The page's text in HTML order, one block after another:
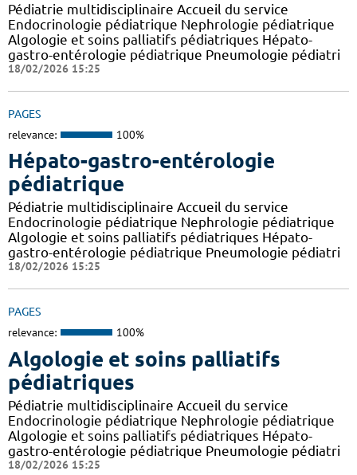
Pédiatrie multidisciplinaire Accueil du service
Endocrinologie pédiatrique Nephrologie pédiatrique
Algologie et soins palliatifs pédiatriques Hépato-
gastro-entérologie pédiatrique Pneumologie pédiatri
18/02/2026 15:25
PAGES
relevance: 100%
Hépato-gastro-entérologie
pédiatrique
Pédiatrie multidisciplinaire Accueil du service
Endocrinologie pédiatrique Nephrologie pédiatrique
Algologie et soins palliatifs pédiatriques Hépato-
gastro-entérologie pédiatrique Pneumologie pédiatri
18/02/2026 15:25
PAGES
relevance: 100%
Algologie et soins palliatifs
pédiatriques
Pédiatrie multidisciplinaire Accueil du service
Endocrinologie pédiatrique Nephrologie pédiatrique
Algologie et soins palliatifs pédiatriques Hépato-
gastro-entérologie pédiatrique Pneumologie pédiatri
18/02/2026 15:25